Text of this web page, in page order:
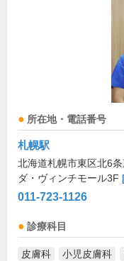
所在地・電話番号
札幌駅
北海道札幌市東区北6条
ダ・ヴィンチモール3F
011-723-1126
診療科目
皮膚科 小児皮膚科